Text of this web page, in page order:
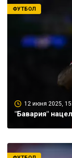
12 июня 2025,
"Бавария"
ФУТБОЛ